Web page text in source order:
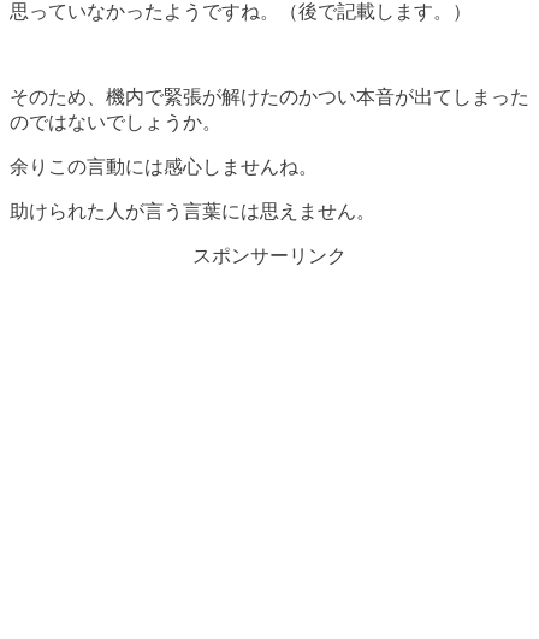
思っていなかったようですね。（後で記載します。）
そのため、機内で緊張が解けたのかつい本音が出てしまった
のではないでしょうか。
余りこの言動には感心しませんね。
助けられた人が言う言葉には思えません。
スポンサーリンク